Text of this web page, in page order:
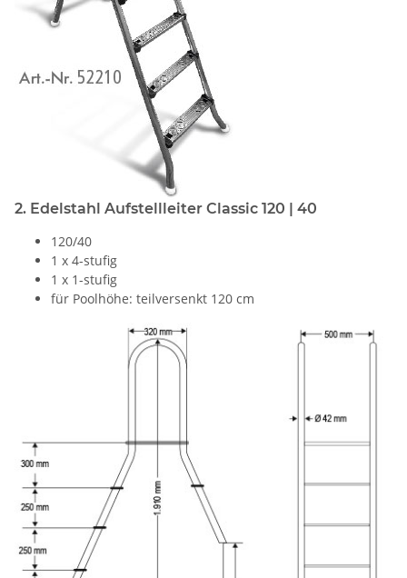
2. Edelstahl Aufstellleiter Classic 120 | 40
120/40
1 x 4-stufig
1 x 1-stufig
für Poolhöhe: teilversenkt 120 cm